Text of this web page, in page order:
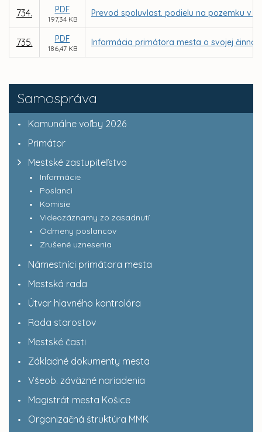
Samospráva
Komunálne voľby 2026
Primátor
Mestské zastupiteľstvo
Informácie
Poslanci
Komisie
Videozáznamy zo zasadnutí
Odmeny poslancov
Zrušené uznesenia
Námestníci primátora mesta
Mestská rada
Útvar hlavného kontrolóra
Rada starostov
Mestské časti
Základné dokumenty mesta
Všeob. záväzné nariadenia
Magistrát mesta Košice
Organizačná štruktúra MMK
734. PDF
197,34 KB
Prevod spoluvlast. podielu na pozemku v
735. PDF
186,47 KB
Informácia primátora mesta o svojej